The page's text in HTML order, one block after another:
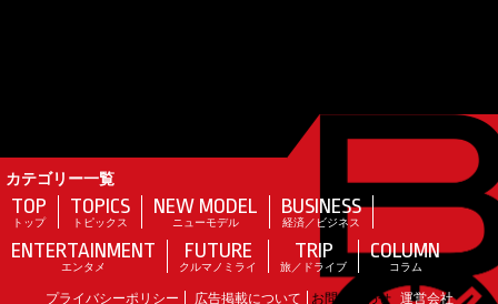
カテゴリー一覧
TOP
トップ
TOPICS
トピックス
NEW MODEL
ニューモデル
BUSINESS
経済／ビジネス
ENTERTAINMENT
エンタメ
FUTURE
クルマノミライ
TRIP
旅／ドライブ
COLUMN
コラム
プライバシーポリシー 広告掲載について お問い合わせ 運営会社